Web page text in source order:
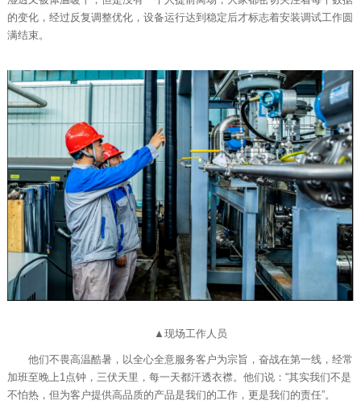
的变化，经过反复调整优化，设备运行达到稳定后才标志着安装调试工作圆
满结束。
▲现场工作人员
他们不畏高温酷暑，以全心全意服务客户为宗旨，奋战在第一线，经常
加班至晚上1点钟，三伏天里，每一天都汗透衣襟。他们说：“其实我们不是
不怕热，但为客户提供高品质的产品是我们的工作，更是我们的责任”。